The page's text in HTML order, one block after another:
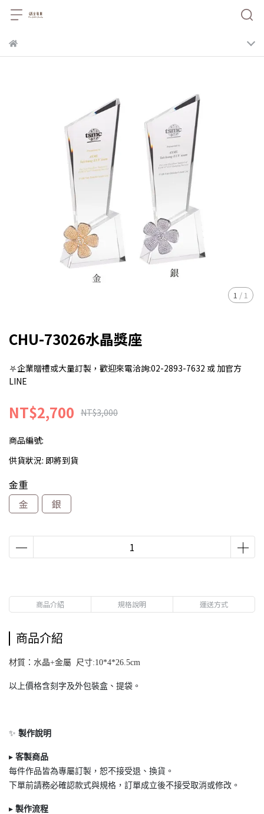
1 / 1
CHU-73026水晶獎座
⛧企業贈禮或大量訂製，歡迎來電洽詢:02-2893-7632 或 加官方
LINE
NT$2,700 NT$3,000
商品編號:
供貨狀況: 即將到貨
金重
金
銀
商品介紹 規格說明 運送方式
商品介紹
材質：水晶+金屬 尺寸:10*4*26.5cm
以上價格含刻字及外包裝盒、提袋。
✨ 製作說明
▸ 客製商品
每件作品皆為專屬訂製，恕不接受退 、換貨。
下單前請務必確認款式與規格，訂單成立後不接受取消或修改。
▸ 製作流程